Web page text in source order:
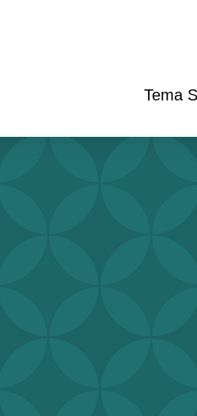
Tema